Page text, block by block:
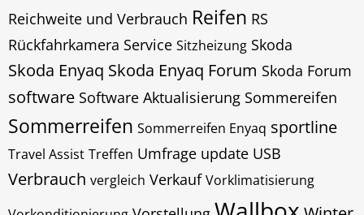
Reichweite und Verbrauch Reifen RS
Rückfahrkamera Service Sitzheizung Skoda
Skoda Enyaq Skoda Enyaq Forum Skoda Forum
software Software Aktualisierung Sommereifen
Sommerreifen Sommerreifen Enyaq sportline
Travel Assist Treffen Umfrage update USB
Verbrauch vergleich Verkauf Vorklimatisierung